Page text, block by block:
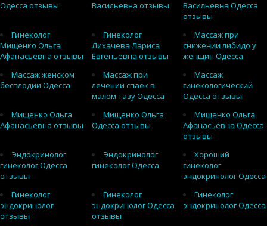
Одесса отзывы
Васильевна отзывы
Васильевна Одесса
отзывы
Гинеколог
Мищенко Ольга
Афанасьевна отзывы
Гинеколог
Лихачева Лариса
Евгеньевна отзывы
Массаж при
снижении либидо у
женщин Одесса
Массаж женском
бесплодии Одесса
Массаж при
лечении спаек в
малом тазу Одесса
Массаж
гинекологический
Одесса отзывы
Мищенко Ольга
Афанасьевна отзывы
Мищенко Ольга
Одесса отзывы
Мищенко Ольга
Афанасьевна Одесса
отзывы
Эндокринолог
гинеколог Одесса
отзывы
Эндокринолог
гинеколог Одесса
Хороший
гинеколог
эндокринолог Одесса
Гинеколог
эндокринолог
отзывы
Гинеколог
эндокринолог Одесса
отзывы
Гинеколог
эндокринолог Одесса